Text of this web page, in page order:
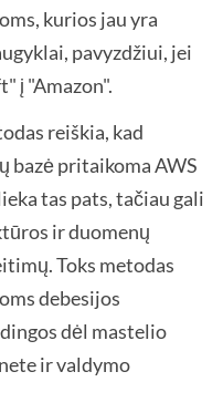
kurios jau yra
pavyzdžiui, jei
į "Amazon".
reiškia, kad
bazė pritaikoma AWS
tas pats, tačiau gali
ir duomenų
Toks metodas
debesijos
dėl mastelio
ir valdymo